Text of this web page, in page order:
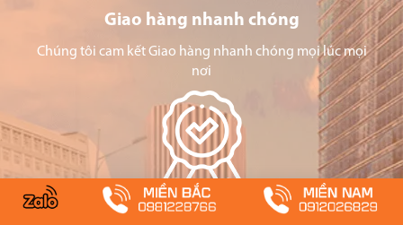
Giao hàng nhanh chóng
Chúng tôi cam kết Giao hàng nhanh chóng mọi lúc mọi
nơi
Chứng nhận an toàn